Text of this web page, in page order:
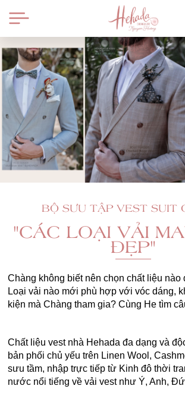
BỘ SƯU TẬP VEST SUIT
"CÁC LOẠI VẢI
ĐẸP"
Chàng không biết nên chọn chất liệu nào
Loại vải nào mới phù hợp với vóc dáng,
kiện mà Chàng tham gia? Cùng He tìm
Chất liệu vest nhà Hehada đa dạng và
bản phối chủ yếu trên Linen Wool,
sưu tầm, nhập trực tiếp từ Kinh đô thời
nước nổi tiếng về vải vest như Ý, Anh,